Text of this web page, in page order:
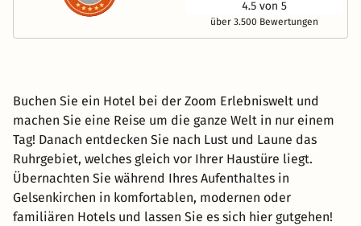
über 3.500 Bewertungen
Buchen Sie ein Hotel bei der Zoom Erlebniswelt und
machen Sie eine Reise um die ganze Welt in nur einem
Tag! Danach entdecken Sie nach Lust und Laune das
Ruhrgebiet, welches gleich vor Ihrer Haustüre liegt.
Übernachten Sie während Ihres Aufenthaltes in
Gelsenkirchen in komfortablen, modernen oder
familiären Hotels und lassen Sie es sich hier gutgehen!